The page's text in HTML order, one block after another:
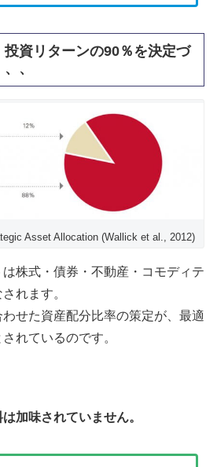
資リターンの90％を決定づ
、
Asset Allocation (Wallick et al., 2012)
株式・債券・不動産・コモディテ
れます。
せた資産配分比率の策定が、最適
れているのです。
加味されていません。